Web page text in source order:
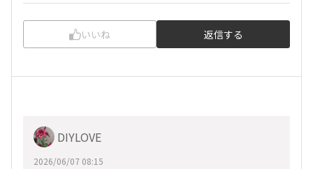
いいね 返信する
DIYLOVE
2026/06/07 08:15